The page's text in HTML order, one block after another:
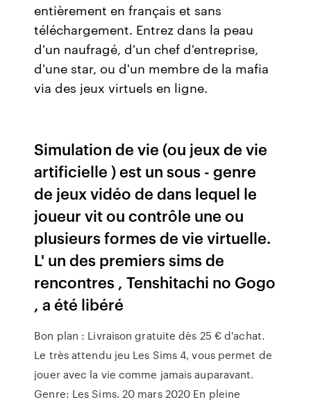
entièrement en français et sans
téléchargement. Entrez dans la peau
d'un naufragé, d'un chef d'entreprise,
d'une star, ou d'un membre de la mafia
via des jeux virtuels en ligne.
Simulation de vie (ou jeux de vie
artificielle ) est un sous - genre
de jeux vidéo de dans lequel le
joueur vit ou contrôle une ou
plusieurs formes de vie virtuelle.
L' un des premiers sims de
rencontres , Tenshitachi no Gogo
, a été libéré
Bon plan : Livraison gratuite dès 25 € d'achat.
Le très attendu jeu Les Sims 4, vous permet de
jouer avec la vie comme jamais auparavant.
Genre: Les Sims. 20 mars 2020 En pleine